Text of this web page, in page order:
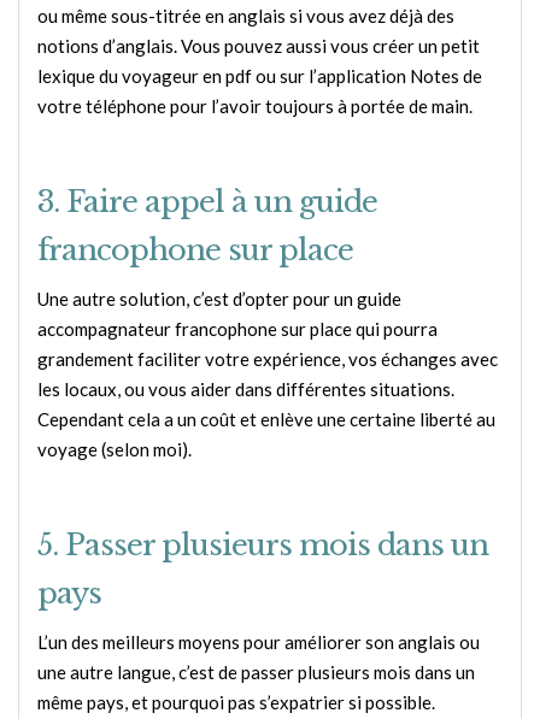
ou même sous-titrée en anglais si vous avez déjà des
notions d’anglais. Vous pouvez aussi vous créer un petit
lexique du voyageur en pdf ou sur l’application Notes de
votre téléphone pour l’avoir toujours à portée de main.
3. Faire appel à un guide
francophone sur place
Une autre solution, c’est d’opter pour un guide
accompagnateur francophone sur place qui pourra
grandement faciliter votre expérience, vos échanges avec
les locaux, ou vous aider dans différentes situations.
Cependant cela a un coût et enlève une certaine liberté au
voyage (selon moi).
5. Passer plusieurs mois dans un
pays
L’un des meilleurs moyens pour améliorer son anglais ou
une autre langue, c’est de passer plusieurs mois dans un
même pays, et pourquoi pas s’expatrier si possible.